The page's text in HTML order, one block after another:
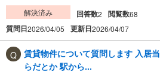
解決済み
回答数2 閲覧数68
質問日2026/04/05 更新日2026/04/07
賃貸物件について質問します 入居
らだとか 駅から...